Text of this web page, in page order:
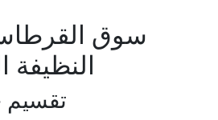
سوق
النظيفة